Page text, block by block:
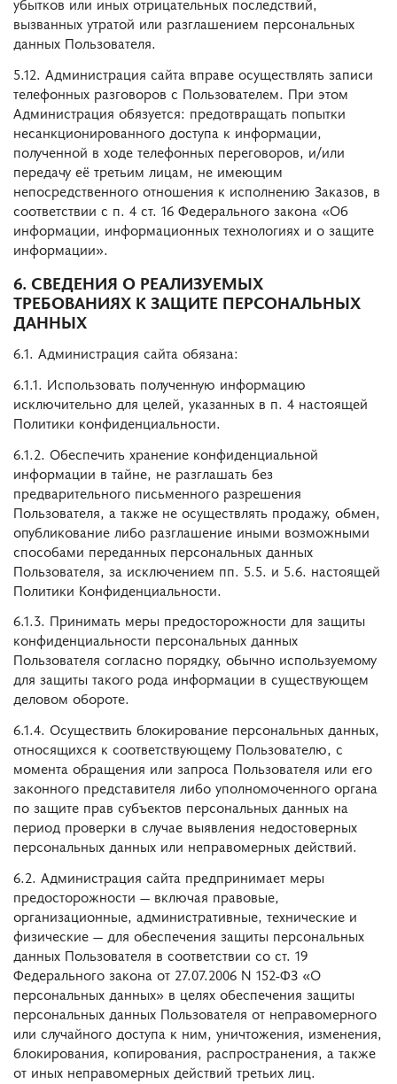
убытков или иных отрицательных последствий,
вызванных утратой или разглашением персональных
данных Пользователя.
5.12. Администрация сайта вправе осуществлять записи
телефонных разговоров с Пользователем. При этом
Администрация обязуется: предотвращать попытки
несанкционированного доступа к информации,
полученной в ходе телефонных переговоров, и/или
передачу её третьим лицам, не имеющим
непосредственного отношения к исполнению Заказов, в
соответствии с п. 4 ст. 16 Федерального закона «Об
информации, информационных технологиях и о защите
информации».
6. СВЕДЕНИЯ О РЕАЛИЗУЕМЫХ
ТРЕБОВАНИЯХ К ЗАЩИТЕ ПЕРСОНАЛЬНЫХ
ДАННЫХ
6.1. Администрация сайта обязана:
6.1.1. Использовать полученную информацию
исключительно для целей, указанных в п. 4 настоящей
Политики конфиденциальности.
6.1.2. Обеспечить хранение конфиденциальной
информации в тайне, не разглашать без
предварительного письменного разрешения
Пользователя, а также не осуществлять продажу, обмен,
опубликование либо разглашение иными возможными
способами переданных персональных данных
Пользователя, за исключением пп. 5.5. и 5.6. настоящей
Политики Конфиденциальности.
6.1.3. Принимать меры предосторожности для защиты
конфиденциальности персональных данных
Пользователя согласно порядку, обычно используемому
для защиты такого рода информации в существующем
деловом обороте.
6.1.4. Осуществить блокирование персональных данных,
относящихся к соответствующему Пользователю, с
момента обращения или запроса Пользователя или его
законного представителя либо уполномоченного органа
по защите прав субъектов персональных данных на
период проверки в случае выявления недостоверных
персональных данных или неправомерных действий.
6.2. Администрация сайта предпринимает меры
предосторожности — включая правовые,
организационные, административные, технические и
физические — для обеспечения защиты персональных
данных Пользователя в соответствии со ст. 19
Федерального закона от 27.07.2006 N 152-ФЗ «О
персональных данных» в целях обеспечения защиты
персональных данных Пользователя от неправомерного
или случайного доступа к ним, уничтожения, изменения,
блокирования, копирования, распространения, а также
от иных неправомерных действий третьих лиц.